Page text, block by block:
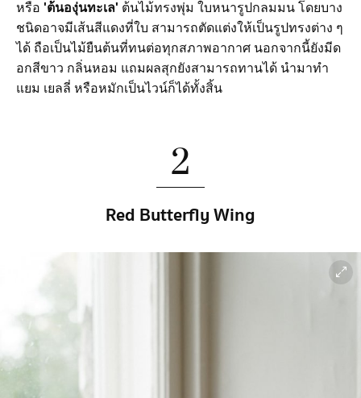
หรือ 'ต้นองุ่นทะเล' ต้นไม้ทรงพุ่ม ใบหนารูปกลมมน โดยบาง
ชนิดอาจมีเส้นสีแดงที่ใบ สามารถตัดแต่งให้เป็นรูปทรงต่าง ๆ
ได้ ถือเป็นไม้ยืนต้นที่ทนต่อทุกสภาพอากาศ นอกจากนี้ยังมีด
อกสีขาว กลิ่นหอม แถมผลสุกยังสามารถทานได้ นำมาทำ
แยม เยลลี่ หรือหมักเป็นไวน์ก็ได้ทั้งสิ้น
2
Red Butterfly Wing